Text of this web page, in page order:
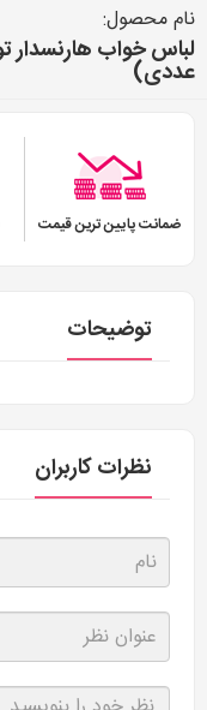
نام محصول:
عددی)
ضمانت پایین ترین قیمت
توضیحات
نظرات کاربران